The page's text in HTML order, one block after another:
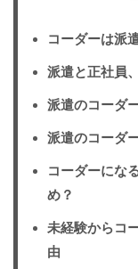
コーダーは派
派遣と正社員
派遣のコーダ
派遣のコーダ
コーダーにな
め？
未経験からコ
由